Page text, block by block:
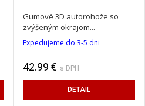
Gumové 3D autorohože so
zvýšeným okrajom...
Expedujeme do 3-5 dni
42.99 € s DPH
DETAIL